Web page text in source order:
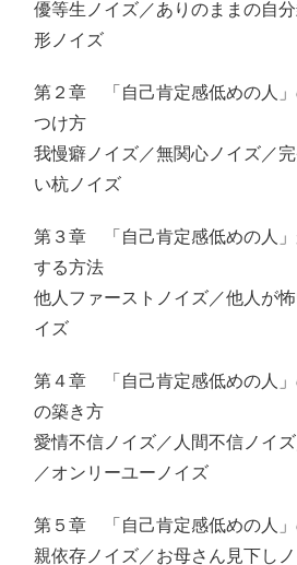
優等生ノイズ／ありのままの自
形ノイズ
第２章 「自己肯定感低めの人
つけ方
我慢癖ノイズ／無関心ノイズ／
い杭ノイズ
第３章 「自己肯定感低めの人
する方法
他人ファーストノイズ／他人が
イズ
第４章 「自己肯定感低めの人
の築き方
愛情不信ノイズ／人間不信ノイ
／オンリーユーノイズ
第５章 「自己肯定感低めの人
親依存ノイズ／お母さん見下し